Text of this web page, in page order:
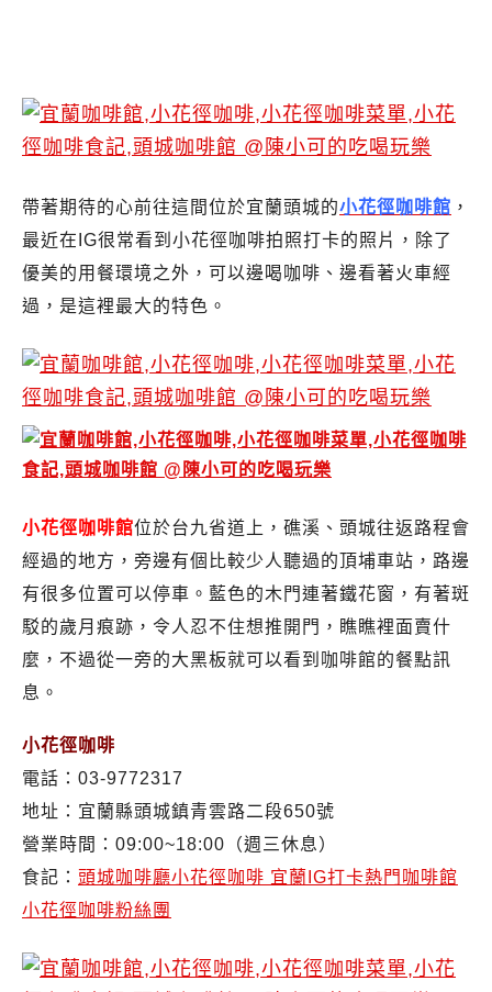
帶著期待的心前往這間位於宜蘭頭城的小花徑咖啡館 ，
最近在IG很常看到小花徑咖啡拍照打卡的照片，除了
優美的用餐環境之外，可以邊喝咖啡、邊看著火車經
過，是這裡最大的特色。
小花徑咖啡館位於台九省道上，礁溪、頭城往返路程會
經過的地方，旁邊有個比較少人聽過的頂埔車站，路邊
有很多位置可以停車。藍色的木門連著鐵花窗，有著斑
駁的歲月痕跡，令人忍不住想推開門，瞧瞧裡面賣什
麼，不過從一旁的大黑板就可以看到咖啡館的餐點訊
息。
小花徑咖啡
電話：03-9772317
地址：宜蘭縣頭城鎮青雲路二段650號
營業時間：09:00~18:00（週三休息）
食記： 頭城咖啡廳小花徑咖啡 宜蘭IG打卡熱門咖啡館
小花徑咖啡粉絲團